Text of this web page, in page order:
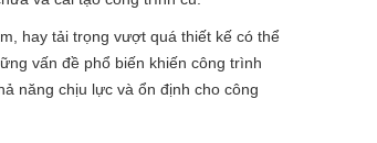
hay tải trọng vượt quá thiết kế có thể
vấn đề phổ biến khiến công trình
năng chịu lực và ổn định cho công